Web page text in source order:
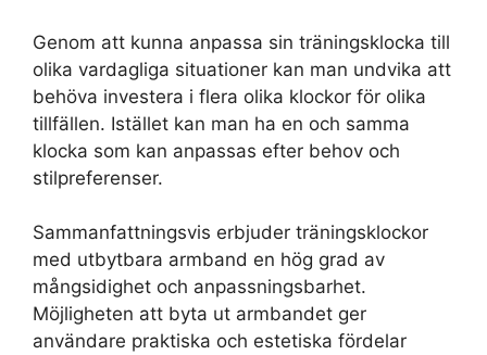
Genom att kunna anpassa sin träningsklocka till
olika vardagliga situationer kan man undvika att
behöva investera i flera olika klockor för olika
tillfällen. Istället kan man ha en och samma
klocka som kan anpassas efter behov och
stilpreferenser.
Sammanfattningsvis erbjuder träningsklockor
med utbytbara armband en hög grad av
mångsidighet och anpassningsbarhet.
Möjligheten att byta ut armbandet ger
användare praktiska och estetiska fördelar